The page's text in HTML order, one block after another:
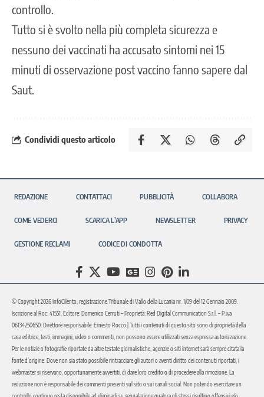
controllo.
Tutto si è svolto nella più completa sicurezza e
nessuno dei vaccinati ha accusato sintomi nei 15
minuti di osservazione post vaccino fanno sapere dal
Saut.
Condividi questo articolo
REDAZIONE CONTATTACI PUBBLICITÀ COLLABORA
COME VEDERCI SCARICA L’APP NEWSLETTER PRIVACY
GESTIONE RECLAMI CODICE DI CONDOTTA
© Copyright 2026 InfoCilento, registrazione Tribunale di Vallo della Lucania nr. 1/09 del 12 Gennaio 2009.
Iscrizione al Roc: 41551. Editore: Domenico Cerruti – Proprietà: Red Digital Communication S.r.l. – P.iva
06134250650. Direttore responsabile: Ernesto Rocco | Tutti i contenuti di questo sito sono di proprietà della
casa editrice, testi, immagini, video o commenti, non possono essere utilizzati senza espressa autorizzazione.
Per le notizie o fotografie riportate da altre testate giornalistiche, agenzie o siti internet sarà sempre citata la
fonte d’origine. Dove non sia stato possibile rintracciare gli autori o aventi diritto dei contenuti riportati, i
webmaster si riservano, opportunamente avvertiti, di dare loro credito o di procedere alla rimozione. La
redazione non è responsabile dei commenti presenti sul sito o sui canali social. Non potendo esercitare un